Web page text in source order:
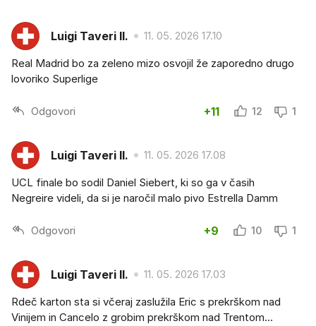
Luigi Taveri II. 11. 05. 2026 17.10
Real Madrid bo za zeleno mizo osvojil že zaporedno drugo
lovoriko Superlige
Odgovori +11 12 1
Luigi Taveri II. 11. 05. 2026 17.08
UCL finale bo sodil Daniel Siebert, ki so ga v časih
Negreire videli, da si je naročil malo pivo Estrella Damm
Odgovori +9 10 1
Luigi Taveri II. 11. 05. 2026 17.03
Rdeč karton sta si včeraj zaslužila Eric s prekrškom nad
Vinijem in Cancelo z grobim prekrškom nad Trentom...